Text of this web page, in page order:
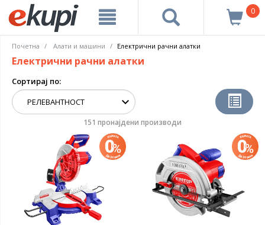
0
Почетна Алати и машини Електрични рачни алатки
Електрични рачни алатки
Сортирај по:
151 пронајдени производи